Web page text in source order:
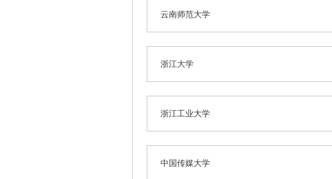
云南师范大学
浙江大学
浙江工业大学
中国传媒大学